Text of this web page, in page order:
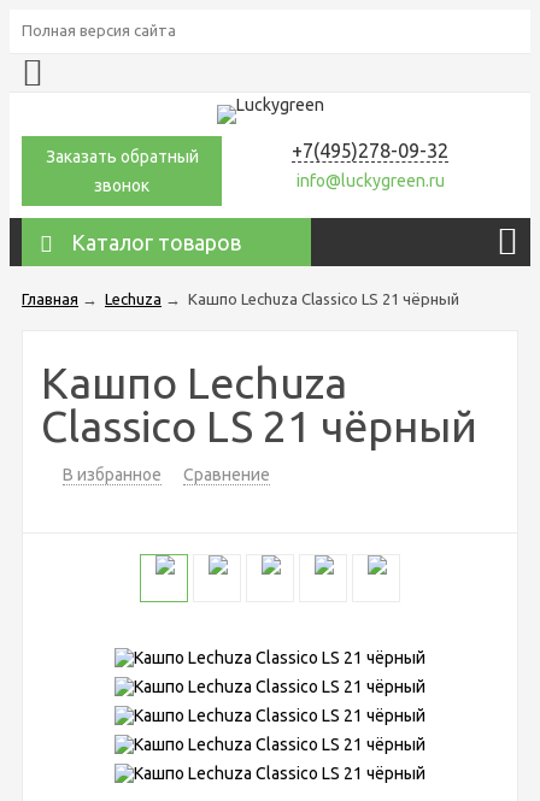
Полная версия сайта
Заказать обратный
звонок
+7(495)278-09-32
info@luckygreen.ru
Каталог товаров
Главная → Lechuza → Кашпо Lechuza Classico LS 21 чёрный
Кашпо Lechuza
Classico LS 21 чёрный
В избранное Сравнение